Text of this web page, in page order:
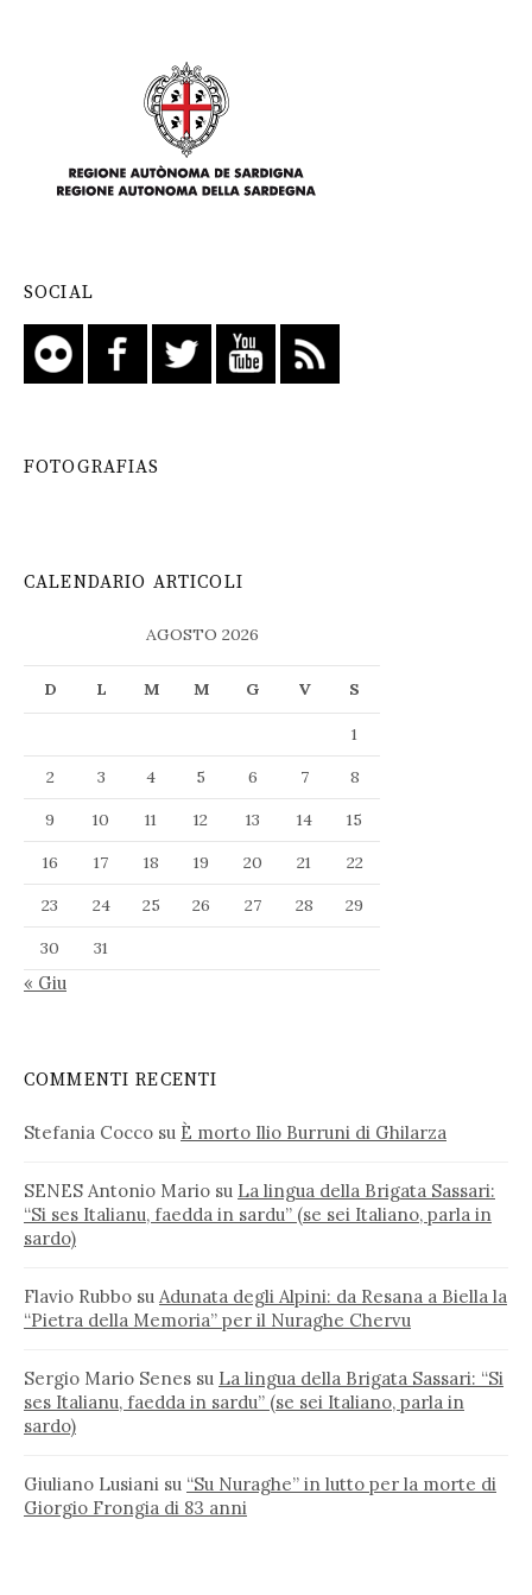
SOCIAL
FOTOGRAFIAS
CALENDARIO ARTICOLI
AGOSTO 2026
D L M M G V S
1
2
3 4 5 6 7
8
9
10 11 12 13 14
15
16
17 18 19 20 21
22
23
24 25 26 27 28
29
30
31
« Giu
COMMENTI RECENTI
Stefania Cocco su È morto Ilio Burruni di Ghilarza
SENES Antonio Mario su La lingua della Brigata Sassari:
“Si ses Italianu, faedda in sardu” (se sei Italiano, parla in
sardo)
Flavio Rubbo su Adunata degli Alpini: da Resana a Biella la
“Pietra della Memoria” per il Nuraghe Chervu
Sergio Mario Senes su La lingua della Brigata Sassari: “Si
ses Italianu, faedda in sardu” (se sei Italiano, parla in
sardo)
Giuliano Lusiani su “Su Nuraghe” in lutto per la morte di
Giorgio Frongia di 83 anni